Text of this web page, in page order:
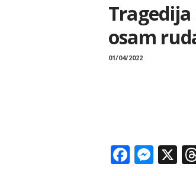
Tragedija
osam
01/04/2022
X